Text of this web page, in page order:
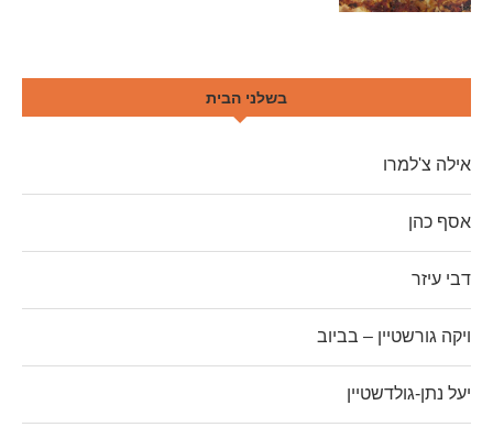
בשלני הבית
אילה צ'למרו
אסף כהן
דבי עיזר
ויקה גורשטיין – בביוב
יעל נתן-גולדשטיין